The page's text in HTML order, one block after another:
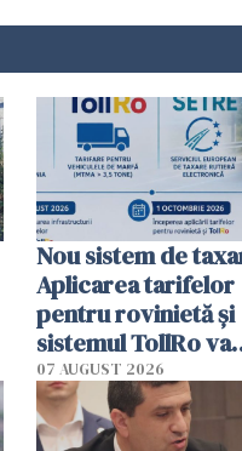
Nou sistem de
Aplicarea tarifelor
pentru rovinietă şi
sistemul TollRo va
începe la 1
07 AUGUST 2026